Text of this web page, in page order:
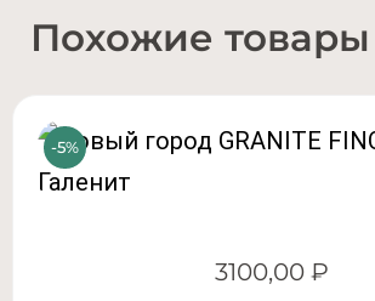
Похожие товары
3100,00 ₽